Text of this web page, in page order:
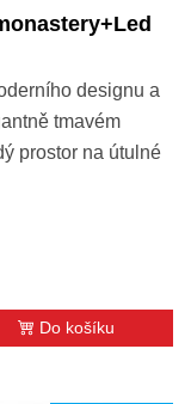
designu a
tmavém
prostor na útulné
Do košíku